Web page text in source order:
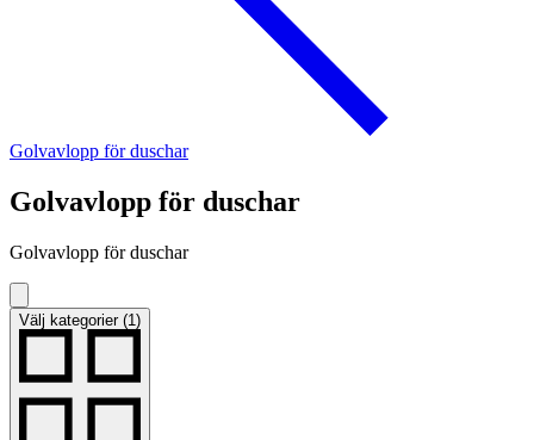
Golvavlopp för duschar
Golvavlopp för duschar
Golvavlopp för duschar
Välj kategorier (1)